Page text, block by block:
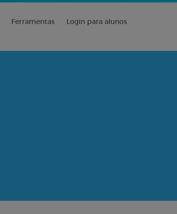
Ferramentas Login para alunos